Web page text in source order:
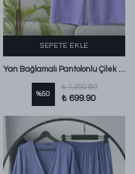
SEPETE EKLE
Yan Bağlamalı Pantolonlu Çilek Takım Lila
%50
₺ 1,399.80
₺ 699.90